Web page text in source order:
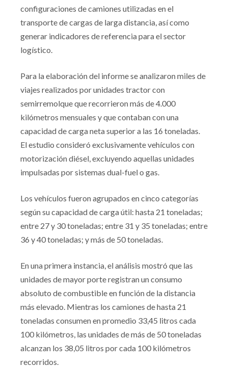
configuraciones de camiones utilizadas en el
transporte de cargas de larga distancia, así como
generar indicadores de referencia para el sector
logístico.
Para la elaboración del informe se analizaron miles de
viajes realizados por unidades tractor con
semirremolque que recorrieron más de 4.000
kilómetros mensuales y que contaban con una
capacidad de carga neta superior a las 16 toneladas.
El estudio consideró exclusivamente vehículos con
motorización diésel, excluyendo aquellas unidades
impulsadas por sistemas dual-fuel o gas.
Los vehículos fueron agrupados en cinco categorías
según su capacidad de carga útil: hasta 21 toneladas;
entre 27 y 30 toneladas; entre 31 y 35 toneladas; entre
36 y 40 toneladas; y más de 50 toneladas.
En una primera instancia, el análisis mostró que las
unidades de mayor porte registran un consumo
absoluto de combustible en función de la distancia
más elevado. Mientras los camiones de hasta 21
toneladas consumen en promedio 33,45 litros cada
100 kilómetros, las unidades de más de 50 toneladas
alcanzan los 38,05 litros por cada 100 kilómetros
recorridos.